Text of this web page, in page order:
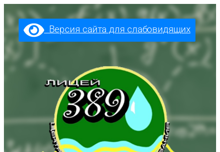
Перейти
содержимомуВерсия сайта для слабовидящих